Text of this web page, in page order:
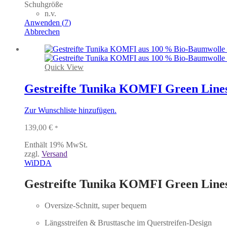
Schuhgröße
n.v.
Anwenden (7)
Abbrechen
Quick View
Gestreifte Tunika KOMFI Green
Zur Wunschliste hinzufügen.
139,00 € *
Enthält 19% MwSt.
zzgl. Versand
WiDDA
Gestreifte Tunika KOMFI Green
Oversize-Schnitt, super bequem
Längsstreifen & Brusttasche im Querstreifen-Design